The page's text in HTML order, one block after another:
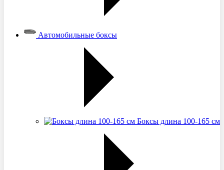
Автомобильные боксы
Боксы длина 100-165 см